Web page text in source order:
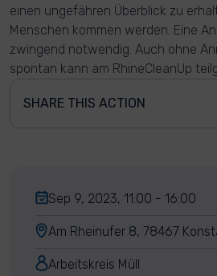
einen ungefähren Überblick zu
Menschen kommen werden. Eine
zwingend notwendig. Auch ohne
spontan kann am RhineCleanUp
SHARE THIS ACTION
Sep 9, 2023, 11:00 - 16:00
Am Rheinufer 8, 78467
Arbeitskreis Müll